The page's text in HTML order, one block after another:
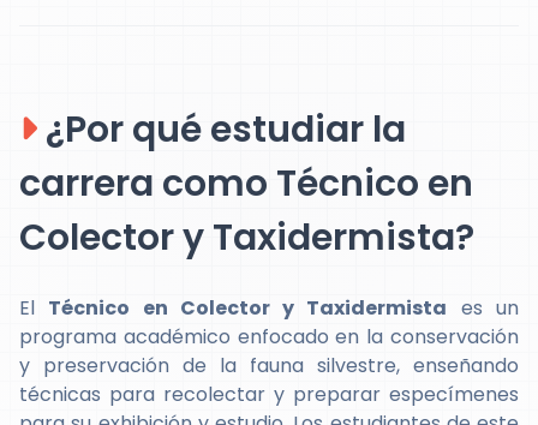
¿Por qué estudiar la
carrera como Técnico en
Colector y Taxidermista?
El Técnico en Colector y Taxidermista es un
programa académico enfocado en la conservación
y preservación de la fauna silvestre, enseñando
técnicas para recolectar y preparar especímenes